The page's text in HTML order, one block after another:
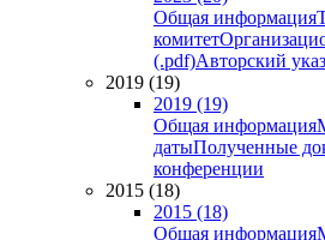
Общая информация
комитет
(.pdf)Авторский
2019 (19)
2019 (19)
Общая информация
датыПолученные
конференции
2015 (18)
2015 (18)
Общая информация